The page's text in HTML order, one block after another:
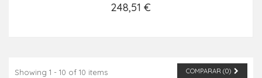
248,51 €
COMPARAR (0)
Showing 1 - 10 of 10 items